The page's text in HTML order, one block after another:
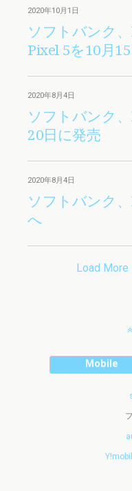
2020年10月1日
ソフトバンク
Pixel 5を10月
2020年8月4日
ソフトバンク
20日に発売
2020年8月4日
ソフトバンク
へ
Load More
Mobile